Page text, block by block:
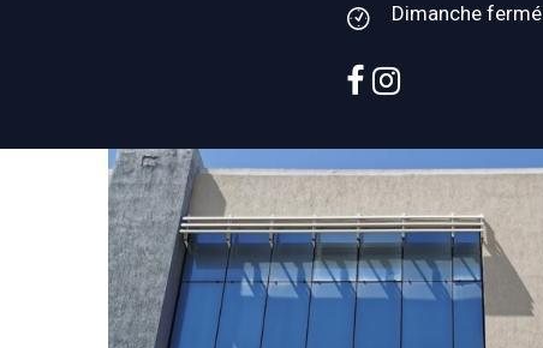
Dimanche fermé
facebook
instagram